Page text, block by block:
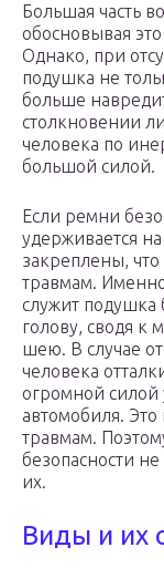
Большая часть
обосновывая
Однако, при
подушка не
больше
столкновении
человека по
большой силой.
Если ремни
удерживается
закреплены,
травмам.
служит подушка
голову, сводя к
шею. В случае
человека
огромной силой
автомобиля.
травмам.
безопасности
их.
Виды и их